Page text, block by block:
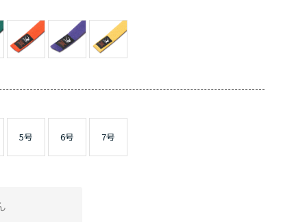
5号 6号 7号